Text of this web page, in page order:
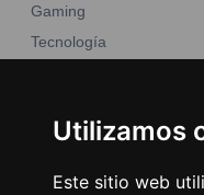
Utilizamos
Este sitio web
Gaming
Tecnología
Noticias